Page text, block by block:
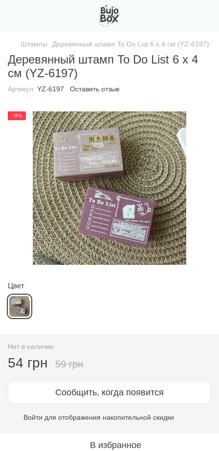
Штампы Деревянный штамп To Do List 6 х 4 см (YZ-6197)
Деревянный штамп To Do List 6 х 4
см (YZ-6197)
Артикул: YZ-6197 Оставить отзыв
−8%
Цвет
Нет в наличии
54 грн 59 грн
Сообщить, когда появится
Войти для отображения накопительной скидки
В избранное